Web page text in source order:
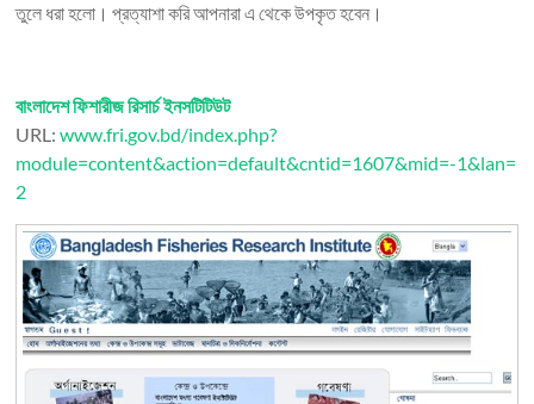
তুলে ধরা হলো। প্রত্যাশা করি আপনারা এ থেকে উপকৃত হবেন।
বাংলাদেশ ফিশারীজ রিসার্চ ইনসটিটিউট
URL:www.fri.gov.bd/index.php?
module=content&action=default&cntid=1607&mid=-1&lan=
2